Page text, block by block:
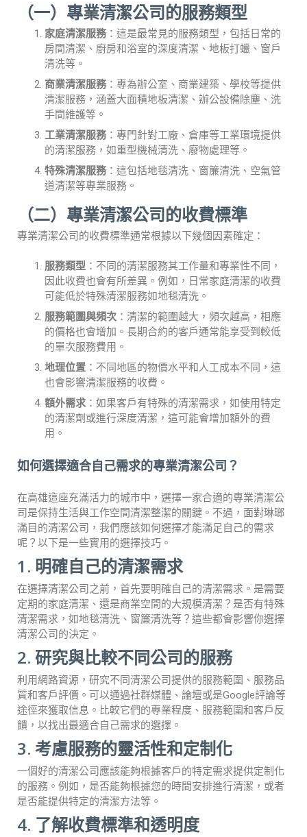
（一）專業清潔公司的服務類型
家庭清潔服務：這是最常見的服務類型，包括日常的
房間清潔、廚房和浴室的深度清潔、地板打蠟、窗戶
清洗等。
商業清潔服務：專為辦公室、商業建築、學校等提供
清潔服務，涵蓋大面積地板清潔、辦公設備除塵、洗
手間維護等。
工業清潔服務：專門針對工廠、倉庫等工業環境提供
的清潔服務，如重型機械清洗、廢物處理等。
特殊清潔服務：這包括地毯清洗、窗簾清洗、空氣管
道清潔等專業服務。
（二）專業清潔公司的收費標準
專業清潔公司的收費標準通常根據以下幾個因素確定：
服務類型 ：不同的清潔服務其工作量和專業性不同，
因此收費也會有所差異。例如，日常家庭清潔的收費
可能低於特殊清潔服務如地毯清洗。
服務範圍與頻次 ：清潔的範圍越大，頻次越高，相應
的價格也會增加。長期合約的客戶通常能享受到較低
的單次服務費用。
地理位置 ：不同地區的物價水平和人工成本不同，這
也會影響清潔服務的收費。
額外需求 ：如果客戶有特殊的清潔需求，如使用特定
的清潔劑或進行深度清潔，這可能會增加額外的費
用。
如何選擇適合自己需求的專業清潔公司？
在高雄這座充滿活力的城市中，選擇一家合適的專業清潔公
司是保持生活與工作空間清潔整潔的關鍵。不過，面對琳瑯
滿目的清潔公司，我們應該如何選擇才能滿足自己的需求
呢？以下是一些實用的選擇技巧。
1. 明確自己的清潔需求
在選擇清潔公司之前，首先要明確自己的清潔需求。是需要
定期的家庭清潔、還是商業空間的大規模清潔？是否有特殊
清潔需求，如地毯清洗、窗簾清洗等？這些都會影響你選擇
清潔公司的決定。
2. 研究與比較不同公司的服務
利用網路資源，研究不同清潔公司提供的服務範圍、服務品
質和客戶評價。可以通過社群媒體、論壇或是Google評論等
途徑來獲取信息。比較它們的專業程度、服務範圍和客戶反
饋，以找出最適合自己需求的選擇。
3. 考慮服務的靈活性和定制化
一個好的清潔公司應該能夠根據客戶的特定需求提供定制化
的服務。例如，是否能夠根據您的時間安排進行清潔，或者
是否能提供特定的清潔方法等。
4. 了解收費標準和透明度